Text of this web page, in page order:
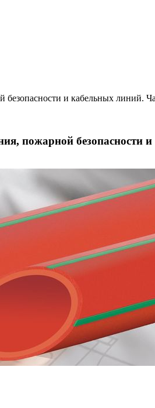
и кабельных линий.
пожарной безопасности